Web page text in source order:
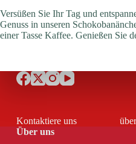
Versüßen Sie Ihr Tag und
Genuss in unseren
einer Tasse Kaffee. Genießen Sie
Kontaktiere uns
Über uns